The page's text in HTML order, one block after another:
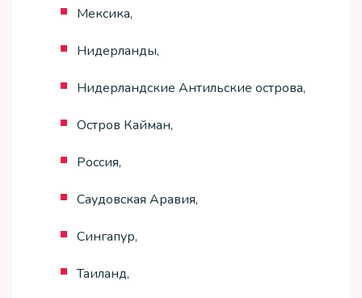
Мексика,
Нидерланды,
Нидерландские Антильские острова,
Остров Кайман,
Россия,
Саудовская Аравия,
Сингапур,
Таиланд,